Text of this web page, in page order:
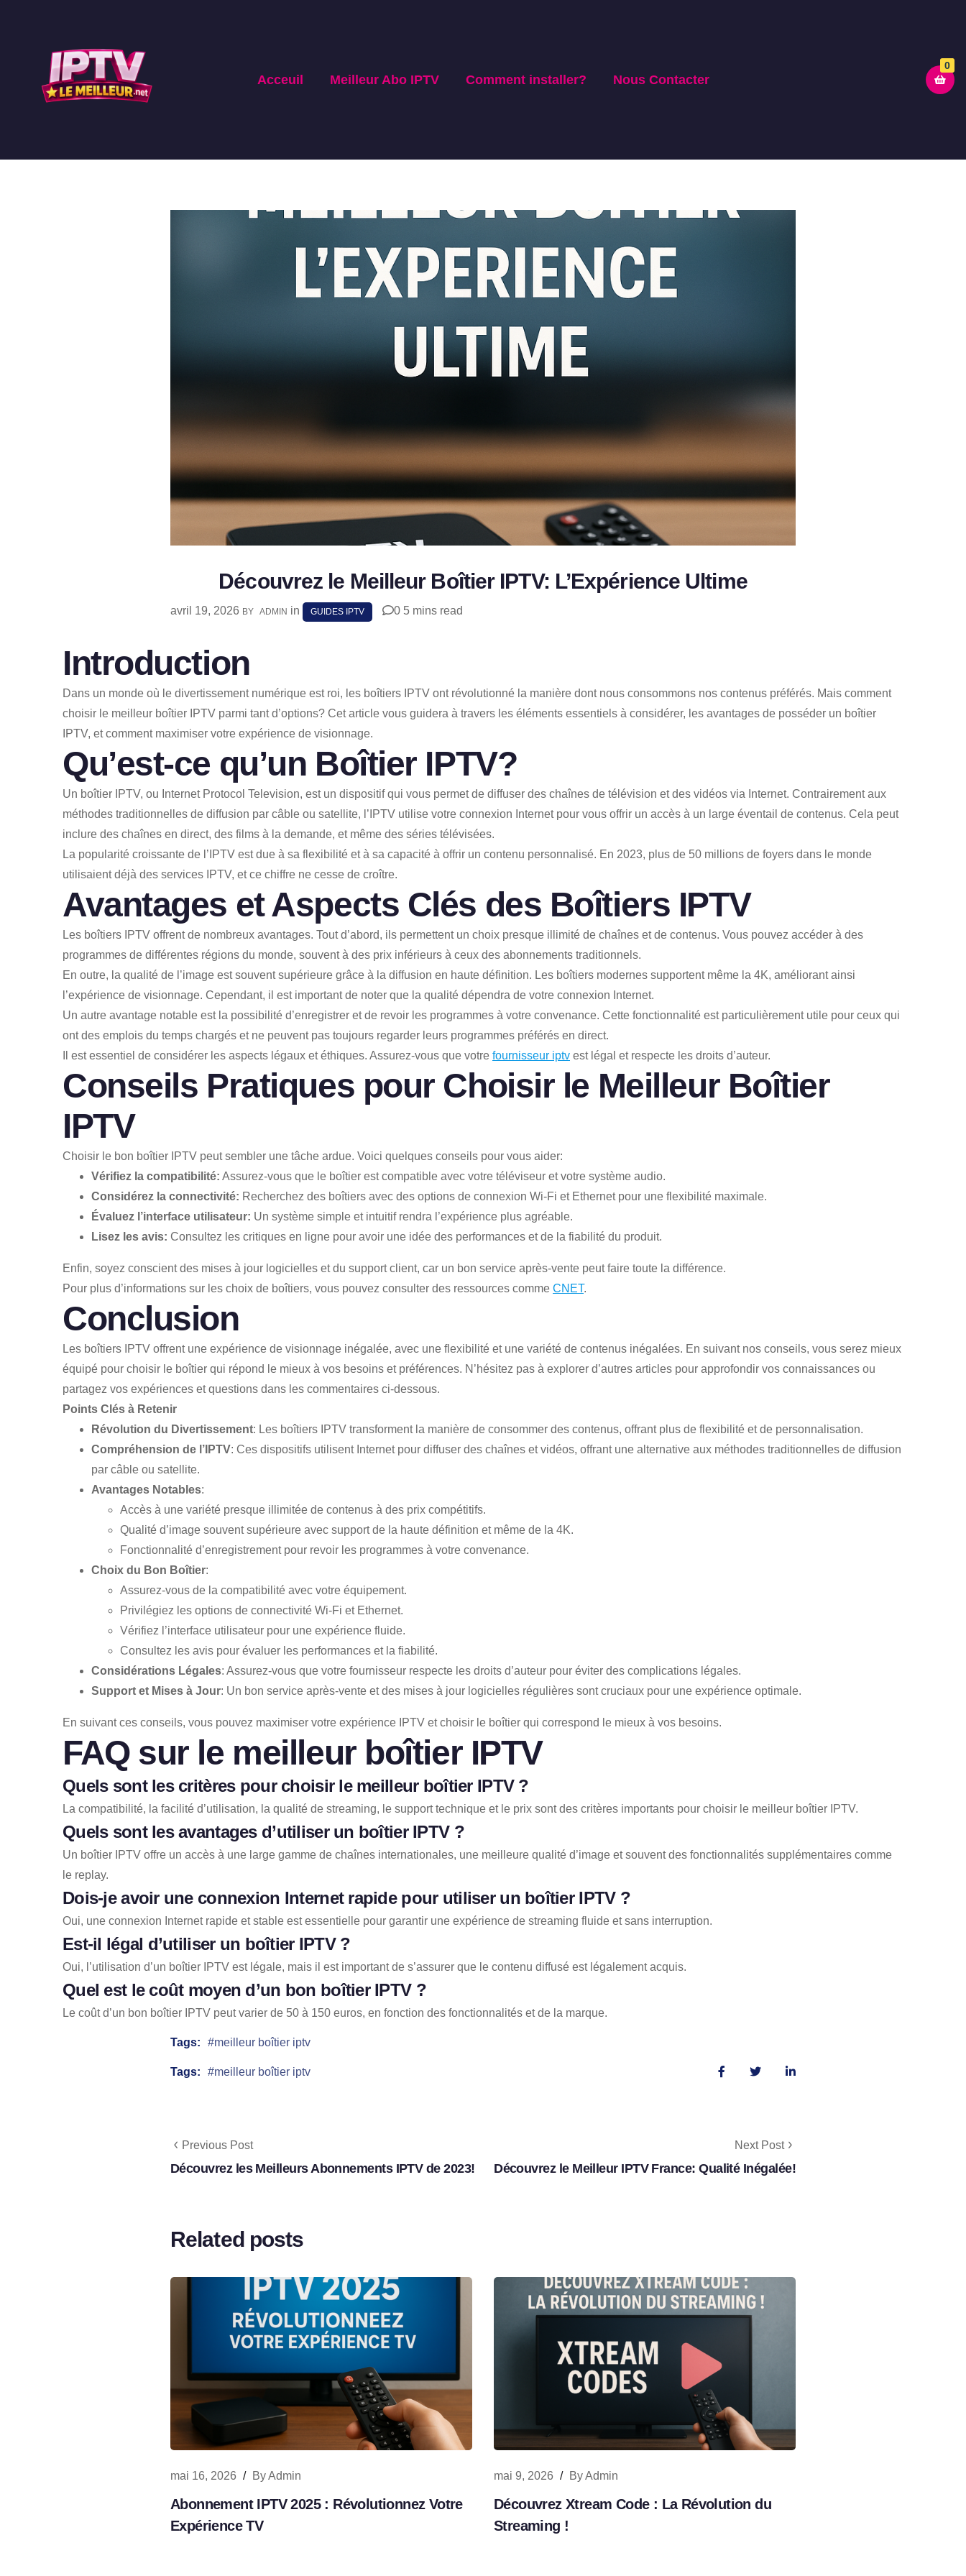
Acceuil Meilleur Abo IPTV Comment installer? Nous Contacter
0
Découvrez le Meilleur Boîtier IPTV: L’Expérience Ultime
avril 19, 2026 BY ADMIN in GUIDES IPTV 0 5 mins read
Introduction
Dans un monde où le divertissement numérique est roi, les boîtiers IPTV ont révolutionné la manière dont nous consommons nos contenus préférés. Mais comment
choisir le meilleur boîtier IPTV parmi tant d’options? Cet article vous guidera à travers les éléments essentiels à considérer, les avantages de posséder un boîtier
IPTV, et comment maximiser votre expérience de visionnage.
Qu’est-ce qu’un Boîtier IPTV?
Un boîtier IPTV, ou Internet Protocol Television, est un dispositif qui vous permet de diffuser des chaînes de télévision et des vidéos via Internet. Contrairement aux
méthodes traditionnelles de diffusion par câble ou satellite, l’IPTV utilise votre connexion Internet pour vous offrir un accès à un large éventail de contenus. Cela peut
inclure des chaînes en direct, des films à la demande, et même des séries télévisées.
La popularité croissante de l’IPTV est due à sa flexibilité et à sa capacité à offrir un contenu personnalisé. En 2023, plus de 50 millions de foyers dans le monde
utilisaient déjà des services IPTV, et ce chiffre ne cesse de croître.
Avantages et Aspects Clés des Boîtiers IPTV
Les boîtiers IPTV offrent de nombreux avantages. Tout d’abord, ils permettent un choix presque illimité de chaînes et de contenus. Vous pouvez accéder à des
programmes de différentes régions du monde, souvent à des prix inférieurs à ceux des abonnements traditionnels.
En outre, la qualité de l’image est souvent supérieure grâce à la diffusion en haute définition. Les boîtiers modernes supportent même la 4K, améliorant ainsi
l’expérience de visionnage. Cependant, il est important de noter que la qualité dépendra de votre connexion Internet.
Un autre avantage notable est la possibilité d’enregistrer et de revoir les programmes à votre convenance. Cette fonctionnalité est particulièrement utile pour ceux qui
ont des emplois du temps chargés et ne peuvent pas toujours regarder leurs programmes préférés en direct.
Il est essentiel de considérer les aspects légaux et éthiques. Assurez-vous que votre fournisseur iptv est légal et respecte les droits d’auteur.
Conseils Pratiques pour Choisir le Meilleur Boîtier
IPTV
Choisir le bon boîtier IPTV peut sembler une tâche ardue. Voici quelques conseils pour vous aider:
Vérifiez la compatibilité: Assurez-vous que le boîtier est compatible avec votre téléviseur et votre système audio.
Considérez la connectivité: Recherchez des boîtiers avec des options de connexion Wi-Fi et Ethernet pour une flexibilité maximale.
Évaluez l’interface utilisateur: Un système simple et intuitif rendra l’expérience plus agréable.
Lisez les avis: Consultez les critiques en ligne pour avoir une idée des performances et de la fiabilité du produit.
Enfin, soyez conscient des mises à jour logicielles et du support client, car un bon service après-vente peut faire toute la différence.
Pour plus d’informations sur les choix de boîtiers, vous pouvez consulter des ressources comme CNET.
Conclusion
Les boîtiers IPTV offrent une expérience de visionnage inégalée, avec une flexibilité et une variété de contenus inégalées. En suivant nos conseils, vous serez mieux
équipé pour choisir le boîtier qui répond le mieux à vos besoins et préférences. N’hésitez pas à explorer d’autres articles pour approfondir vos connaissances ou
partagez vos expériences et questions dans les commentaires ci-dessous.
Points Clés à Retenir
Révolution du Divertissement: Les boîtiers IPTV transforment la manière de consommer des contenus, offrant plus de flexibilité et de personnalisation.
Compréhension de l’IPTV: Ces dispositifs utilisent Internet pour diffuser des chaînes et vidéos, offrant une alternative aux méthodes traditionnelles de diffusion
par câble ou satellite.
Avantages Notables:
Accès à une variété presque illimitée de contenus à des prix compétitifs.
Qualité d’image souvent supérieure avec support de la haute définition et même de la 4K.
Fonctionnalité d’enregistrement pour revoir les programmes à votre convenance.
Choix du Bon Boîtier:
Assurez-vous de la compatibilité avec votre équipement.
Privilégiez les options de connectivité Wi-Fi et Ethernet.
Vérifiez l’interface utilisateur pour une expérience fluide.
Consultez les avis pour évaluer les performances et la fiabilité.
Considérations Légales: Assurez-vous que votre fournisseur respecte les droits d’auteur pour éviter des complications légales.
Support et Mises à Jour: Un bon service après-vente et des mises à jour logicielles régulières sont cruciaux pour une expérience optimale.
En suivant ces conseils, vous pouvez maximiser votre expérience IPTV et choisir le boîtier qui correspond le mieux à vos besoins.
FAQ sur le meilleur boîtier IPTV
Quels sont les critères pour choisir le meilleur boîtier IPTV ?
La compatibilité, la facilité d’utilisation, la qualité de streaming, le support technique et le prix sont des critères importants pour choisir le meilleur boîtier IPTV.
Quels sont les avantages d’utiliser un boîtier IPTV ?
Un boîtier IPTV offre un accès à une large gamme de chaînes internationales, une meilleure qualité d’image et souvent des fonctionnalités supplémentaires comme
le replay.
Dois-je avoir une connexion Internet rapide pour utiliser un boîtier IPTV ?
Oui, une connexion Internet rapide et stable est essentielle pour garantir une expérience de streaming fluide et sans interruption.
Est-il légal d’utiliser un boîtier IPTV ?
Oui, l’utilisation d’un boîtier IPTV est légale, mais il est important de s’assurer que le contenu diffusé est légalement acquis.
Quel est le coût moyen d’un bon boîtier IPTV ?
Le coût d’un bon boîtier IPTV peut varier de 50 à 150 euros, en fonction des fonctionnalités et de la marque.
Tags: meilleur boîtier iptv
Tags: meilleur boîtier iptv
Previous Post
Découvrez les Meilleurs Abonnements IPTV de 2023!
Next Post
Découvrez le Meilleur IPTV France: Qualité Inégalée!
Related posts
mai 16, 2026 / ByAdmin
Abonnement IPTV 2025 : Révolutionnez Votre
Expérience TV
mai 9, 2026 / ByAdmin
Découvrez Xtream Code : La Révolution du
Streaming !